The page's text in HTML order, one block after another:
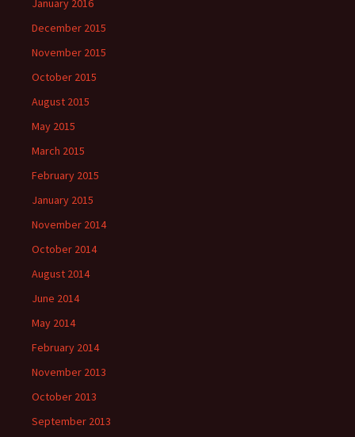
December 2015
November 2015
October 2015
August 2015
May 2015
March 2015
February 2015
January 2015
November 2014
October 2014
August 2014
June 2014
May 2014
February 2014
November 2013
October 2013
September 2013